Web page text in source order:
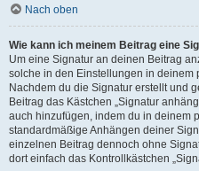
Nach oben
Wie kann ich meinem Beitrag eine
Um eine Signatur an deinen Beitrag
solche in den Einstellungen in deinem
Nachdem du die Signatur erstellt und
Beitrag das Kästchen „Signatur
auch hinzufügen, indem du in deinem
standardmäßige Anhängen deiner
einzelnen Beitrag dennoch ohne
dort einfach das Kontrollkästchen